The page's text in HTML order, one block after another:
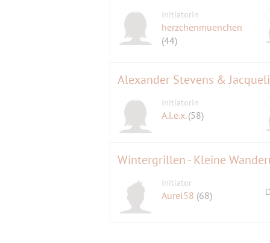
Initiatorin
herzchenmuenchen
(44)
Alexander Stevens &
Initiatorin
A.l.e.x.(58)
Wintergrillen - Kleine
Initiator
Aurel58 (68)